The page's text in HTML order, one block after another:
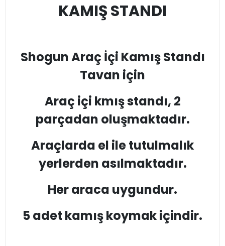
KAMIŞ STANDI
Shogun Araç İçi Kamış Standı
Tavan için
Araç içi kmış standı, 2
parçadan oluşmaktadır.
Araçlarda el ile tutulmalık
yerlerden asılmaktadır.
Her araca uygundur.
5 adet kamış koymak içindir.